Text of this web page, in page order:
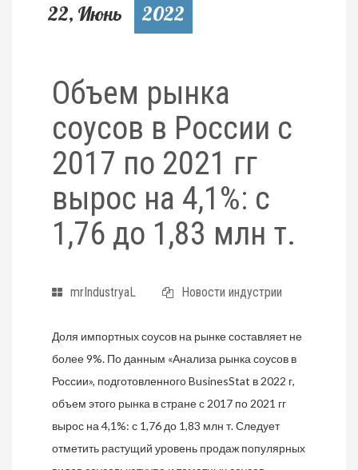
22, Июнь 2022
Объем рынка
соусов в России с
2017 по 2021 гг
вырос на 4,1%: с
1,76 до 1,83 млн т.
mrIndustryaL Новости индустрии
Доля импортных соусов на рынке составляет не
более 9%. По данным «Анализа рынка соусов в
России», подготовленного BusinesStat в 2022 г,
объем этого рынка в стране с 2017 по 2021 гг
вырос на 4,1%: с 1,76 до 1,83 млн т. Следует
отметить растущий уровень продаж популярных